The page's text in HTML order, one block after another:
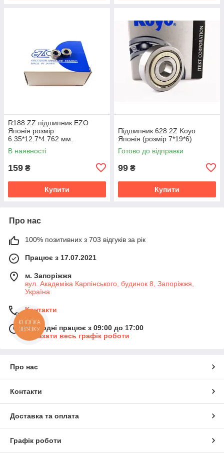
R188 ZZ підшипник EZO
Японія розмір
6.35*12.7*4.762 мм.
В наявності
159 ₴
Купити
Підшипник 628 2Z Koyo
Японія (розмір 7*19*6)
Готово до відправки
99 ₴
Купити
Про нас
100% позитивних з 703 відгуків за рік
Працює з 17.07.2021
м. Запоріжжя
вул. Академіка Карпінського, будинок 8, Запоріжжя,
Україна
Контакти
Сьогодні працює з 09:00 до 17:00
Показати весь графік роботи
Про нас
Контакти
Доставка та оплата
Графік роботи
КНОПКА
ЗВ'ЯЗКУ